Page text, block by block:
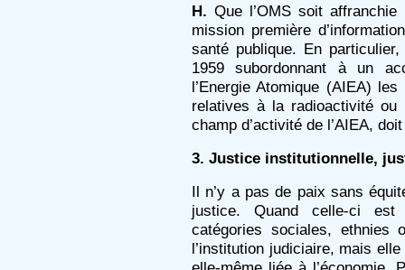
H. Que l’OMS soit
mission première
santé publique. En
1959 subordonnant à un
l’Energie Atomique (AIEA)
relatives à la radioactivité ou
champ d’activité de l’AIEA,
3. Justice institutionnelle,
Il n’y a pas de paix sans
justice. Quand celle-ci est
catégories sociales, ethnies
l’institution judiciaire, mais